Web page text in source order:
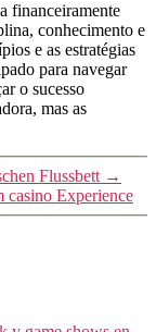
financeiramente
conhecimento e
e as estratégias
para navegar
o sucesso
mas as
Flussbett →
casino Experience